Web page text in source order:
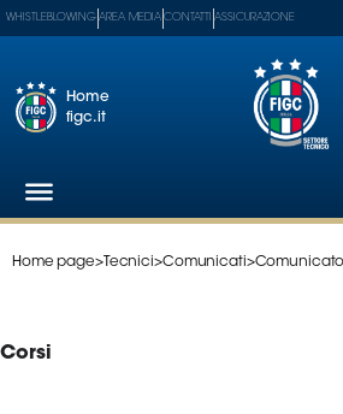
Federazione
WHISTLEBLOWING AREA MEDIA CONTATTI ASSICURAZIONE
Home
figc.it
Home page>Tecnici>Comunicati>Comunicato
Corsi